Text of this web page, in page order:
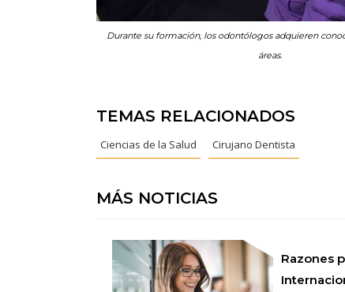
Durante su formación, los odontólogos adquieren
áreas.
TEMAS RELACIONADOS
Ciencias de la Salud Cirujano Dentista
MÁS NOTICIAS
Razones